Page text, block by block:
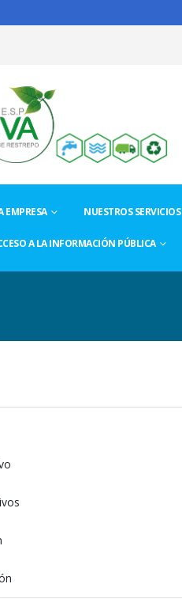
EMPRESA NUESTROS SERVICIOS
A LA INFORMACIÓN PÚBLICA